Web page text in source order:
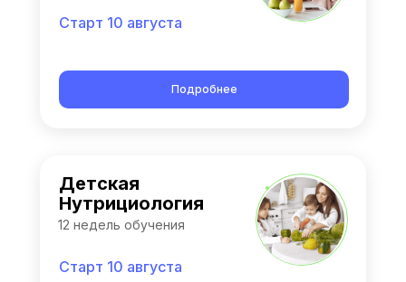
Детская
Нутрициология
Старт 10 августа
12 недель обучения
Старт 10 августа
Подробнее